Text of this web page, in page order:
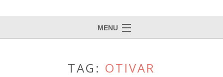
MENU
TAG: OTIVAR